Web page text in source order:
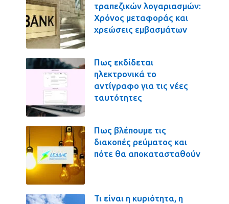
τραπεζικών λογαριασμών:
Χρόνος μεταφοράς και
χρεώσεις εμβασμάτων
Πως εκδίδεται
ηλεκτρονικά το
αντίγραφο για τις νέες
ταυτότητες
Πως βλέπουμε τις
διακοπές ρεύματος και
πότε θα αποκατασταθούν
Τι είναι η κυριότητα, η